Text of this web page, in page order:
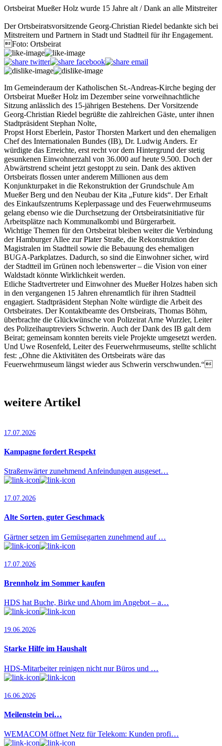
Ortsbeirat Mueßer Holz wurde 15 Jahre alt / Dank an alle Mitstreiter
Der Ortsbeiratsvorsitzende Georg-Christian Riedel bedankte sich bei
Mitstreitern und Partnern in Stadt und Stadtteil für ihr Engagement.
Foto: Ortsbeirat
Im Gemeinderaum der Katholischen St.-Andreas-Kirche beging der
Ortsbeirat Mueßer Holz im Dezember seine vorweihnachtliche
Sitzung anlässlich des 15-jährigen Bestehens. Der Vorsitzende
Georg-Christian Riedel begrüßte die zahlreichen Gäste, unter ihnen
Stadtpräsident Stephan Nolte,
Propst Horst Eberlein, Pastor Thorsten Markert und den ehemaligen
Chef des Internationalen Bundes (IB), Dr. Ludwig Anders. Er
würdigte das Erreichte, erst recht vor dem Hintergrund der stetig
gesunkenen Einwohnerzahl von 36.000 auf heute 9.500. Doch der
Abwärtstrend scheint jetzt gestoppt zu sein. Dank des aktiven
Ortsbeirats flossen unter anderem Millionen aus dem
Konjunkturpaket in die Rekonstruktion der Grundschule Am
Mueßer Berg und den Neubau der Kita „Future kids“. Der Erhalt
des Einkaufszentrums Keplerpassage und des Feuerwehrmuseums
gelang ebenso wie die Durchsetzung der Ortsbeiratsinitiative für
Arbeitsplätze nach Kommunalkombi und Bürgerarbeit.
Wichtige Themen für den Ortsbeirat bleiben weiter die Verbindung
der Hamburger Allee zur Plater Straße, die Rekonstruktion der
Magistralen im Stadtteil sowie die Bebauung des ehemaligen
BUGA-Parkplatzes. Dadurch, so sind die Einwohner sicher, wird
der Stadtteil im Grünen noch lebenswerter – die Vision von einer
Waldstadt könnte Wirklichkeit werden.
Etliche Stadtvertreter und Einwohner des Mueßer Holzes haben sich
in den vergangenen 15 Jahren ehrenamtlich für ihren Stadtteil
engagiert. Stadtpräsident Stephan Nolte würdigte die Arbeit des
Ortsbeirates. Der Kontaktbeamte des Ortsbeirats, Thomas Böhm,
überbrachte die Glückwünsche von Polizeirat Arne Wurzler, Leiter
des Polizeihauptreviers Schwerin. Auch der Dank des IB galt dem
Beirat; gemeinsam konnten bereits viele Projekte umgesetzt werden.
Und Uwe Rosenfeld, Leiter des Feuerwehrmuseums, stellte schlicht
fest: „Ohne die Aktivitäten des Ortsbeirats wäre das
Feuerwehrmuseum längst wieder aus Schwerin verschwunden.“
weitere Artikel
17.07.2026
Kampagne fordert Respekt
Straßenwärter zunehmend Anfeindungen ausgeset…
17.07.2026
Alte Sorten, guter Geschmack
Gärtner setzen im Gemüsegarten zunehmend auf …
17.07.2026
Brennholz im Sommer kaufen
HDS hat Buche, Birke und Ahorn im Angebot – a…
19.06.2026
Starke Hilfe im Haushalt
HDS-Mitarbeiter reinigen nicht nur Büros und …
16.06.2026
Meilenstein bei…
WEMACOM öffnet Netz für Telekom: Kunden profi…